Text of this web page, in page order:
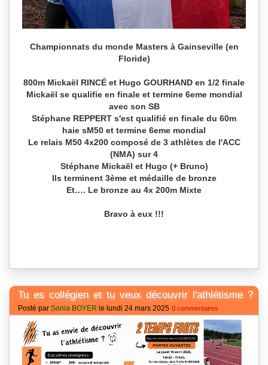
Championnats du monde Masters à Gainseville (en
Floride)
800m Mickaël RINCÉ et Hugo GOURHAND en 1/2 finale
Mickaël se qualifie en finale et termine 6eme mondial
avec son SB
Stéphane REPPERT s'est qualifié en finale du 60m
haie sM50 et termine 6eme mondial
Le relais M50 4x200 composé de 3 athlètes de l'ACC
(NMA) sur 4
Stéphane Mickaël et Hugo (+ Bruno)
Ils terminent 3ème et médaille de bronze
Et…. Le bronze au 4x 200m Mixte
Bravo à eux !!!
Tu es collégien et tu veux découvrir l'athlétisme ?
Posté par Sonia BOYER le lundi 24 mars 2025 0 commentaires